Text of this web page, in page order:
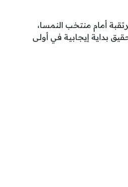
مشواره في بطولة كأس العالم 2026 بمواجهة مرتقبة أمام منتخب النمسا،
بداية إيجابية في أولى